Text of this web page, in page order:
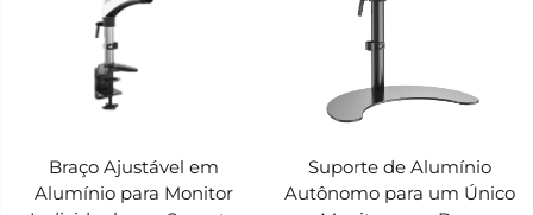
Braço Ajustável em
Alumínio para Monitor
Suporte de Alumínio
Autônomo para um Único